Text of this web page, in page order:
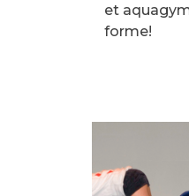
et
forme!